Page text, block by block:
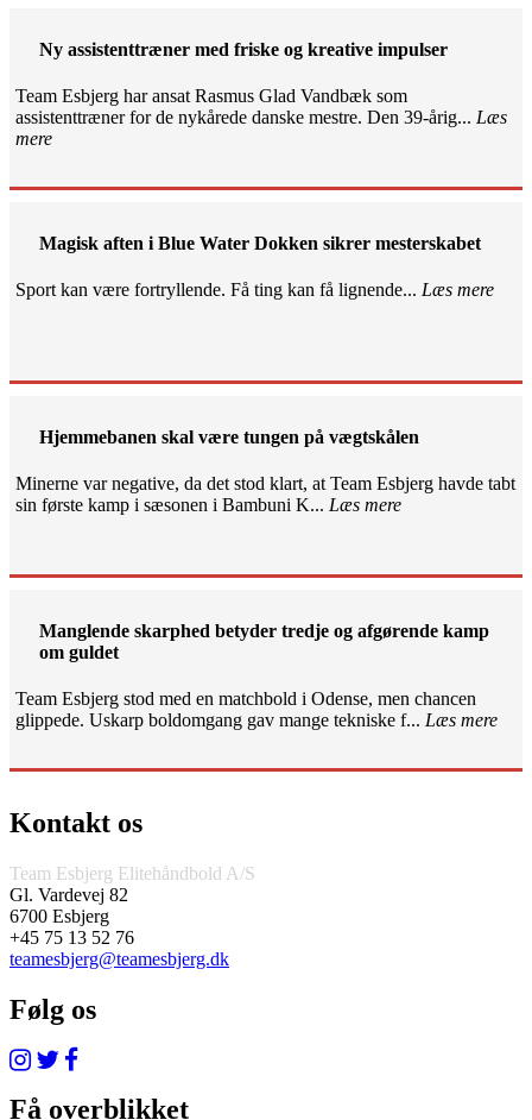
Ny assistenttræner med friske og kreative impulser
Team Esbjerg har ansat Rasmus Glad Vandbæk som
assistenttræner for de nykårede danske mestre. Den 39-årig... Læs
mere
Magisk aften i Blue Water Dokken sikrer mesterskabet
Sport kan være fortryllende. Få ting kan få lignende... Læs mere
Hjemmebanen skal være tungen på vægtskålen
Minerne var negative, da det stod klart, at Team Esbjerg havde tabt
sin første kamp i sæsonen i Bambuni K... Læs mere
Manglende skarphed betyder tredje og afgørende kamp
om guldet
Team Esbjerg stod med en matchbold i Odense, men chancen
glippede. Uskarp boldomgang gav mange tekniske f... Læs mere
Kontakt os
Team Esbjerg Elitehåndbold A/S
Gl. Vardevej 82
6700 Esbjerg
+45 75 13 52 76
teamesbjerg@teamesbjerg.dk
Følg os
Få overblikket